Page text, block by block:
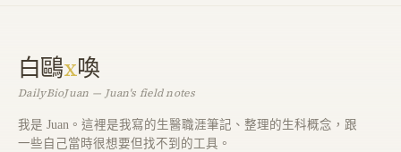
白鷗x喚
DailyBioJuan — Juan's field notes
我是 Juan。這裡是我寫的生醫職涯筆記、整理的生科概念，跟
一些自己當時很想要但找不到的工具。